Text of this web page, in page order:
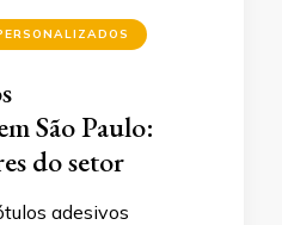
São Paulo:
do setor
adesivos